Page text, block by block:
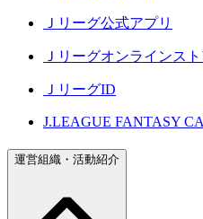
Ｊリーグ公式アプリ
Ｊリーグオンラインス
ＪリーグID
J.LEAGUE FANTASY
運営組織・活動紹介